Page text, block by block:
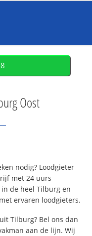
Oost
nodig? Loodgieter
met 24 uurs
de heel Tilburg en
ervaren loodgieters.
Tilburg? Bel ons dan
aan de lijn. Wij